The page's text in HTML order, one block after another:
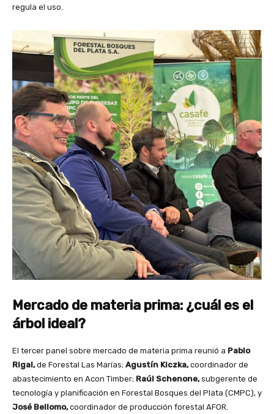
regula el uso.
Mercado de materia prima: ¿cuál es el
árbol ideal?
El tercer panel sobre mercado de materia prima reunió a Pablo
Rigal,de Forestal Las Marías; Agustín Kiczka,coordinador de
abastecimiento en Acon Timber; Raúl Schenone,subgerente de
tecnología y planificación en Forestal Bosques del Plata (CMPC), y
José Bellomo,coordinador de producción forestal AFOR.